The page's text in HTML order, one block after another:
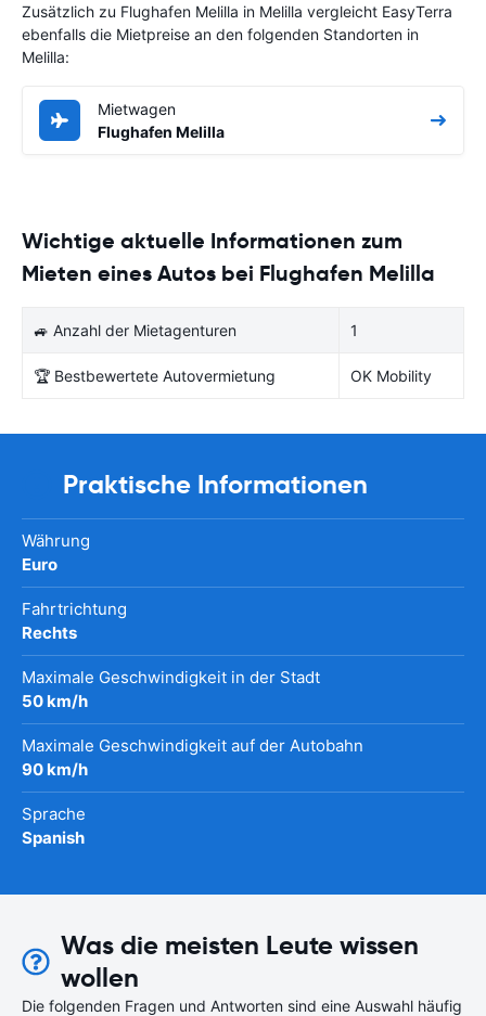
Zusätzlich zu Flughafen Melilla in Melilla vergleicht EasyTerra
ebenfalls die Mietpreise an den folgenden Standorten in
Melilla:
Mietwagen
Flughafen Melilla
Wichtige aktuelle Informationen zum
Mieten eines Autos bei Flughafen Melilla
🚙 Anzahl der Mietagenturen 1
🏆 Bestbewertete Autovermietung OK Mobility
Praktische Informationen
Währung
Euro
Fahrtrichtung
Rechts
Maximale Geschwindigkeit in der Stadt
50 km/h
Maximale Geschwindigkeit auf der Autobahn
90 km/h
Sprache
Spanish
Was die meisten Leute wissen
wollen
Die folgenden Fragen und Antworten sind eine Auswahl häufig